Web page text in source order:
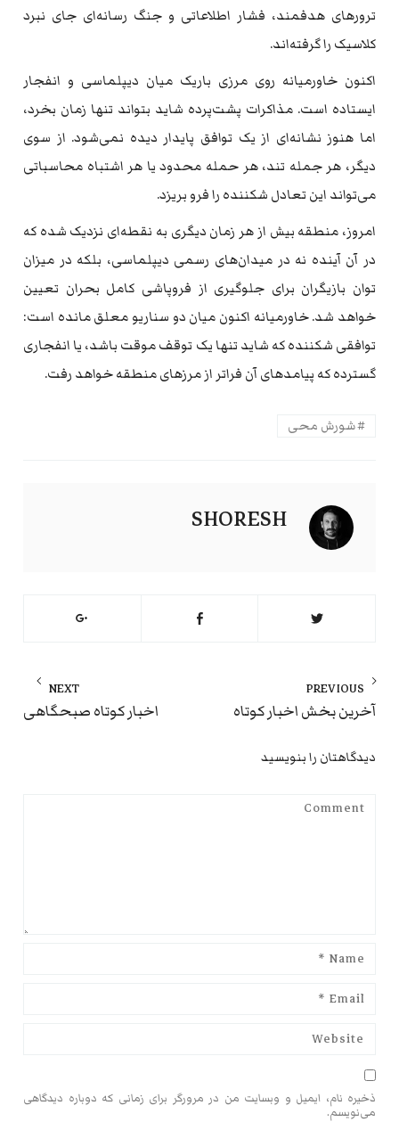
ترورهای هدفمند، فشار اطلاعاتی و جنگ رسانه‌ای جای نبرد
کلاسیک را گرفته‌اند.
اکنون خاورمیانه روی مرزی باریک میان دیپلماسی و انفجار
ایستاده است. مذاکرات پشت‌پرده شاید بتواند تنها زمان بخرد،
اما هنوز نشانه‌ای از یک توافق پایدار دیده نمی‌شود. از سوی
دیگر، هر جمله تند، هر حمله محدود یا هر اشتباه محاسباتی
می‌تواند این تعادل شکننده را فرو بریزد.
امروز، منطقه بیش از هر زمان دیگری به نقطه‌ای نزدیک شده که
در آن آینده نه در میدان‌های رسمی دیپلماسی، بلکه در میزان
توان بازیگران برای جلوگیری از فروپاشی کامل بحران تعیین
خواهد شد. خاورمیانه اکنون میان دو سناریو معلق مانده است:
توافقی شکننده که شاید تنها یک توقف موقت باشد، یا انفجاری
گسترده که پیامدهای آن فراتر از مرزهای منطقه خواهد رفت.
شورش محی
SHORESH
راهبری
نوشته
PREVIOUS
Previous
post:
آخرین بخش اخبار کوتاه
NEXT
اخبار کوتاه صبحگاهی
دیدگاهتان را بنویسید
ذخیره نام، ایمیل و وبسایت من در مرورگر برای زمانی که دوباره دیدگاهی
می‌نویسم.